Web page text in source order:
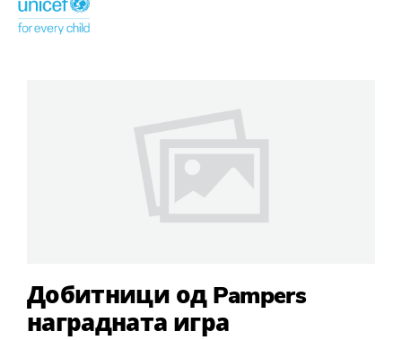
Добитници од Pampers
наградната игра